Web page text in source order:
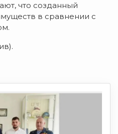
что созданный
в сравнении с